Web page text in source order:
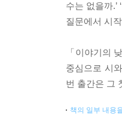
수는 없을까
질문에서 시
「이야기의
중심으로 시
번 출간은 그
책의 일부 내용